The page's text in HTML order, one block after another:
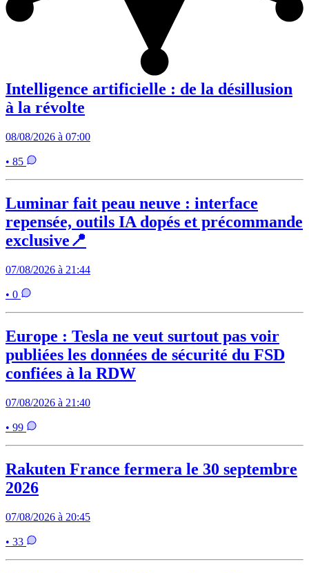
Intelligence artificielle : de la désillusion
à la révolte
08/08/2026 à 07:00
• 85
Luminar fait peau neuve : interface
repensée, outils IA dopés et précommande
exclusive📍
07/08/2026 à 21:44
• 0
Europe : Tesla ne veut surtout pas voir
publiées les données de sécurité du FSD
confiées à la RDW
07/08/2026 à 21:40
• 99
Rakuten France fermera le 30 septembre
2026
07/08/2026 à 20:45
• 33